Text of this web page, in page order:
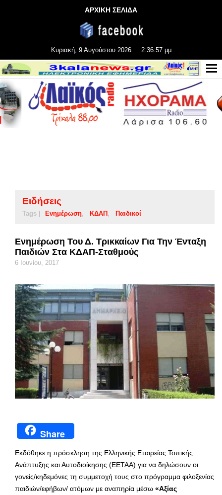
ΑΡΧΙΚΗ ΣΕΛΙΔΑ
Κυριακή, 9 Αυγούστου 2026 2:36:58 μμ
Ειδήσεις
Tags | Ενημέρωση ΚΔΑΠ Παιδικοί
Ενημέρωση Του Δ. Τρικκαίων Για Την Ένταξη
Παιδιών Στα ΚΔΑΠ-Σταθμούς
6 Ιουνίου, 2017
Share
Εκδόθηκε η πρόσκληση της Ελληνικής Εταιρείας Τοπικής
Ανάπτυξης και Αυτοδιοίκησης (ΕΕΤΑΑ) για να δηλώσουν οι
γονείς/κηδεμόνες τη συμμετοχή τους στο πρόγραμμα φιλοξενίας
παιδιών/εφήβων/ ατόμων με αναπηρία μέσω «Αξίας